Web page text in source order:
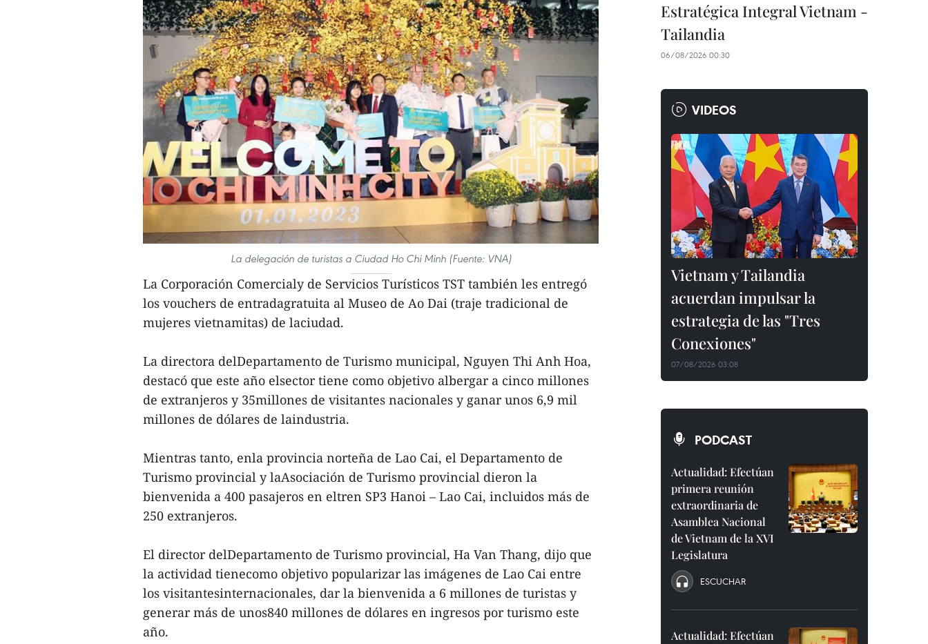
La delegación de turistas a Ciudad Ho Chi Minh (Fuente: VNA)
La Corporación Comercialy de Servicios Turísticos TST también les entregó
los vouchers de entradagratuita al Museo de Ao Dai (traje tradicional de
mujeres vietnamitas) de laciudad.
La directora delDepartamento de Turismo municipal, Nguyen Thi Anh Hoa,
destacó que este año elsector tiene como objetivo albergar a cinco millones
de extranjeros y 35millones de visitantes nacionales y ganar unos 6,9 mil
millones de dólares de laindustria.
Mientras tanto, enla provincia norteña de Lao Cai, el Departamento de
Turismo provincial y laAsociación de Turismo provincial dieron la
bienvenida a 400 pasajeros en eltren SP3 Hanoi – Lao Cai, incluidos más de
250 extranjeros.
El director delDepartamento de Turismo provincial, Ha Van Thang, dijo que
la actividad tienecomo objetivo popularizar las imágenes de Lao Cai entre
los visitantesinternacionales, dar la bienvenida a 6 millones de turistas y
generar más de unos840 millones de dólares en ingresos por turismo este
año.
Estratégica Integral Vietnam -
Tailandia
06/08/2026 00:30
VIDEOS
Vietnam y Tailandia
acuerdan impulsar la
estrategia de las "Tres
Conexiones"
07/08/2026 03:08
PODCAST
Actualidad: Efectúan
primera reunión
extraordinaria de
Asamblea Nacional
de Vietnam de la XVI
Legislatura
ESCUCHAR
Actualidad: Efectúan